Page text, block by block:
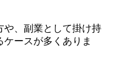
や、副業として掛け持
ースが多くありま